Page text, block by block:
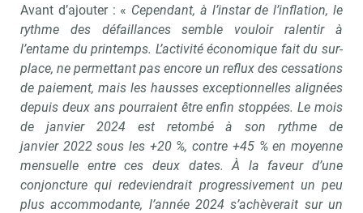
Avant d’ajouter : « Cependant, à l’instar de l’inflation, le
rythme des défaillances semble vouloir ralentir à
l’entame du printemps. L’activité économique fait du sur-
place, ne permettant pas encore un reflux des cessations
de paiement, mais les hausses exceptionnelles alignées
depuis deux ans pourraient être enfin stoppées. Le mois
de janvier 2024 est retombé à son rythme de
janvier 2022 sous les +20 %, contre +45 % en moyenne
mensuelle entre ces deux dates. À la faveur d’une
conjoncture qui redeviendrait progressivement un peu
plus accommodante, l’année 2024 s’achèverait sur un